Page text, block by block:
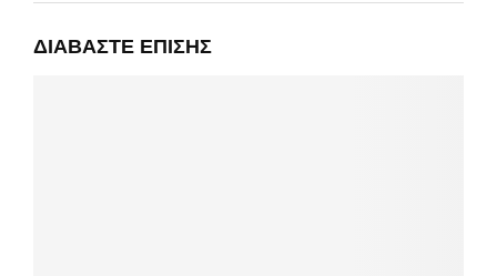
ΔΙΑΒΆΣΤΕ ΕΠΊΣΗΣ